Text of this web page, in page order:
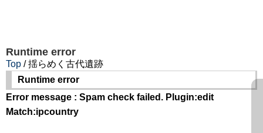
Runtime error
Top / 揺らめく古代遺跡
Runtime error
Error message : Spam check failed. Plugin:edit
Match:ipcountry